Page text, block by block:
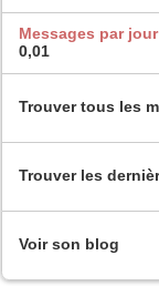
Messages par jour
0,01
Trouver tous les
Trouver les
Voir son blog